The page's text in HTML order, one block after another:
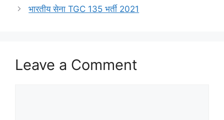
भारतीय सेना TGC 135 भर्ती 2021
Leave a Comment